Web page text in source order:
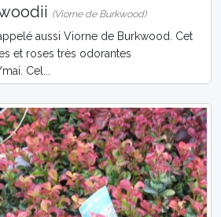
(Viorne de Burkwood)
aussi Viorne de Burkwood. Cet
et roses très odorantes
Cel...